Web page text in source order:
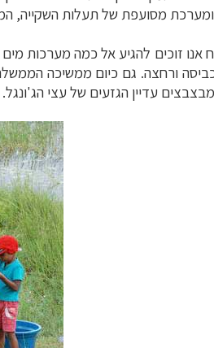
מסועפת של תעלות השקייה,
אנו זוכים להגיע אל כמה מערכות
ורחצה. גם כיום ממשיכה
עדיין הגזעים של עצי הג'ונגל.